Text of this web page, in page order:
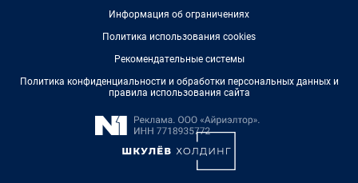
Информация об ограничениях
Политика использования cookies
Рекомендательные системы
Политика конфиденциальности и обработки персональных данных и
правила использования сайта